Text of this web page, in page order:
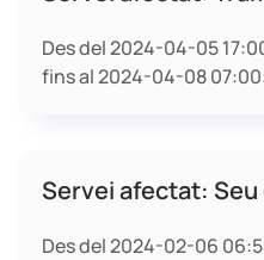
Des del 2024-04-05
fins al 2024-04-08
Servei afectat:
Des del 2024-02-06